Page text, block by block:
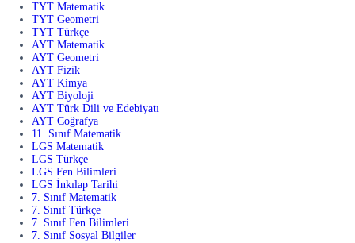
TYT Matematik
TYT Geometri
TYT Türkçe
AYT Matematik
AYT Geometri
AYT Fizik
AYT Kimya
AYT Biyoloji
AYT Türk Dili ve Edebiyatı
AYT Coğrafya
11. Sınıf Matematik
LGS Matematik
LGS Türkçe
LGS Fen Bilimleri
LGS İnkılap Tarihi
7. Sınıf Matematik
7. Sınıf Türkçe
7. Sınıf Fen Bilimleri
7. Sınıf Sosyal Bilgiler